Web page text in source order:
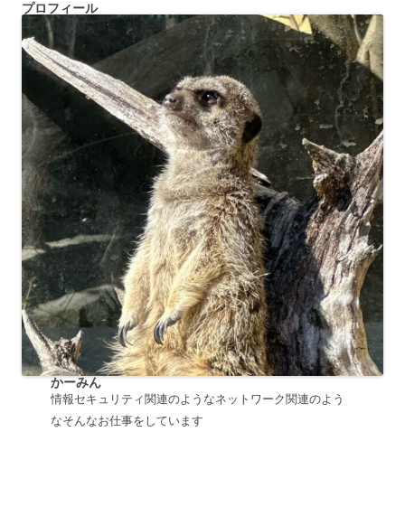
プロフィール
かーみん
情報セキュリティ関連のようなネットワーク関連のよう
なそんなお仕事をしています